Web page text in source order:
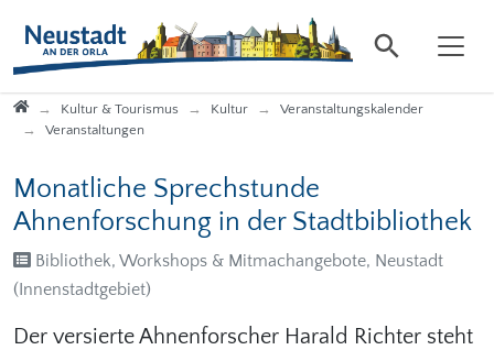
StartseiteKultur & Tourismus Kultur
Veranstaltungskalender
Veranstaltungen
Monatliche Sprechstunde
Ahnenforschung in der Stadtbibliothek
Bibliothek, Workshops & Mitmachangebote, Neustadt
(Innenstadtgebiet)
Der versierte Ahnenforscher Harald Richter steht